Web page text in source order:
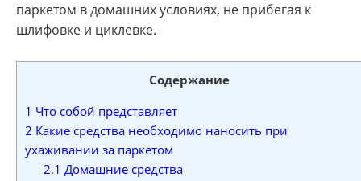
паркетом в домашних условиях, не прибегая к
шлифовке и циклевке.
Содержание
1 Что собой представляет
2 Какие средства необходимо наносить при
ухаживании за паркетом
2.1 Домашние средства